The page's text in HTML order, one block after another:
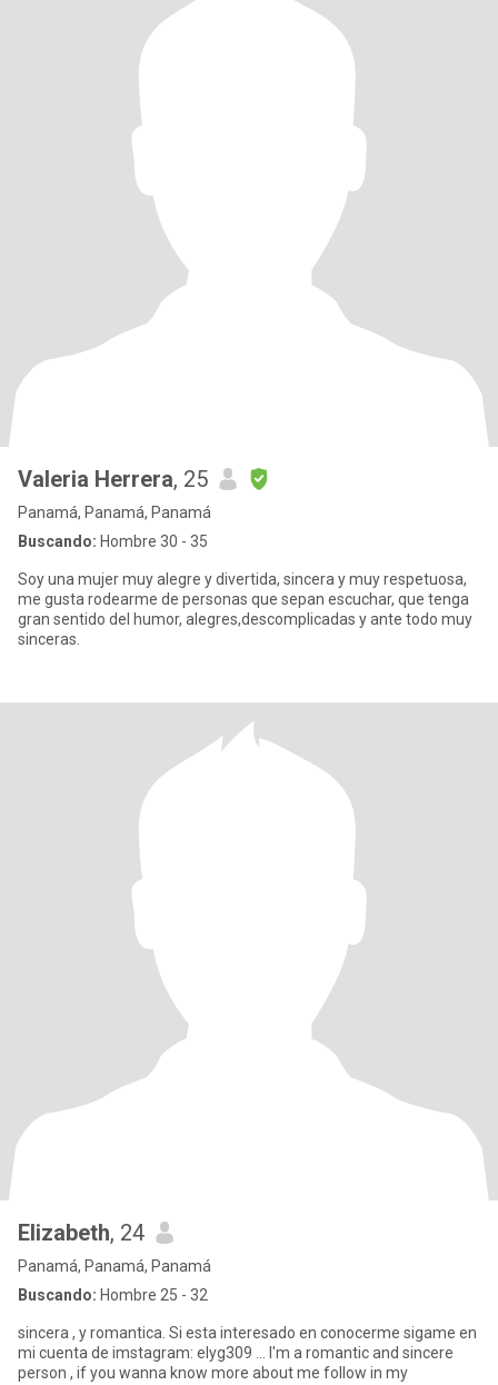
Valeria Herrera, 25
Panamá, Panamá, Panamá
Buscando: Hombre 30 - 35
Soy una mujer muy alegre y divertida, sincera y muy respetuosa,
me gusta rodearme de personas que sepan escuchar, que tenga
gran sentido del humor, alegres,descomplicadas y ante todo muy
sinceras.
Elizabeth, 24
Panamá, Panamá, Panamá
Buscando: Hombre 25 - 32
sincera , y romantica. Si esta interesado en conocerme sigame en
mi cuenta de imstagram: elyg309 ... I'm a romantic and sincere
person , if you wanna know more about me follow in my